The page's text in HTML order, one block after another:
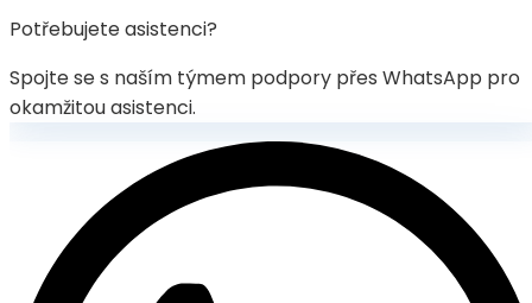
Potřebujete asistenci?
Spojte se s naším týmem podpory přes WhatsApp pro
okamžitou asistenci.